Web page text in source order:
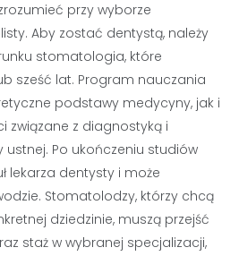
przy wyborze
Aby zostać dentystą, należy
stomatologia, które
sześć lat. Program nauczania
podstawy medycyny, jak i
związane z diagnostyką i
Po ukończeniu studiów
lekarza dentysty i może
Stomatolodzy, którzy chcą
dziedzinie, muszą przejść
staż w wybranej specjalizacji,